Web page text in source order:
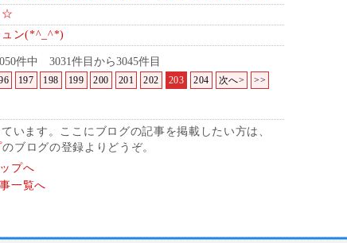
☆
ュン(*^_^*)
件中 3031件目から3045件目
197 198 199 200 201 202 203 204 次へ> >>
います。ここにブログの記事を掲載したい方は、
のブログの登録よりどうぞ。
プへ
一覧へ